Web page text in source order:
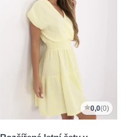
0,0(0)